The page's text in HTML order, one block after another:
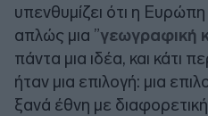
υπενθυμίζει ότι η
απλώς μια ”γεωγραφική
πάντα μια ιδέα, και κάτι
ήταν μια επιλογή: μια
ξανά έθνη με